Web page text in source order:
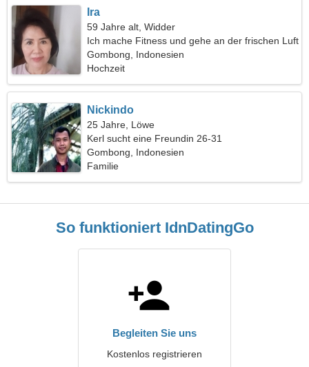
Ira
59 Jahre alt, Widder
Ich mache Fitness und gehe an der frischen Luft
Gombong, Indonesien
Hochzeit
Nickindo
25 Jahre, Löwe
Kerl sucht eine Freundin 26-31
Gombong, Indonesien
Familie
So funktioniert IdnDatingGo
Begleiten Sie uns
Kostenlos registrieren